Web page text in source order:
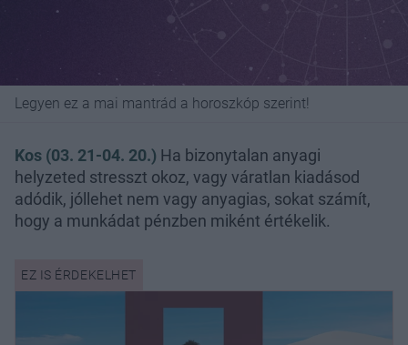
Legyen ez a mai mantrád a horoszkóp szerint!
Kos (03. 21-04. 20.) Ha bizonytalan anyagi
helyzeted stresszt okoz, vagy váratlan kiadásod
adódik, jóllehet nem vagy anyagias, sokat számít,
hogy a munkádat pénzben miként értékelik.